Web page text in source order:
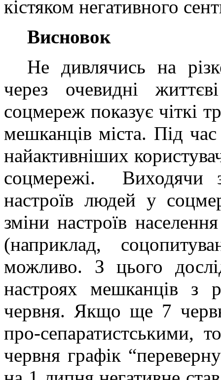
кістяком негативного
Висновок
Не дивлячись на
через очевидні
соцмереж показує чіткі
мешканців міста. Під
найактивніших
соцмережі. Виходячи
настроїв людей у
зміни настроїв
(наприклад,
можливо. З цього
настроях мешканців з
червня. Якщо ще 7
про-сепаратистськими,
червня графік